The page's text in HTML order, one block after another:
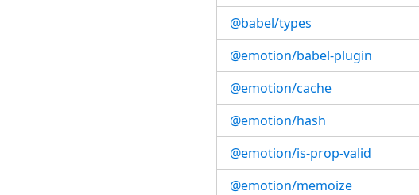
@babel/types
@emotion/babel-plugin
@emotion/cache
@emotion/hash
@emotion/is-prop-valid
@emotion/memoize